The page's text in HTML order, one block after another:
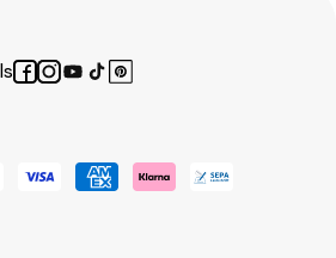
Facebook
Instagram
YouTube
TikTokPinterest